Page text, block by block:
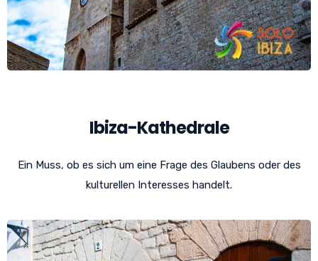
Ibiza-Kathedrale
Ein Muss, ob es sich um eine Frage des Glaubens oder des
kulturellen Interesses handelt.